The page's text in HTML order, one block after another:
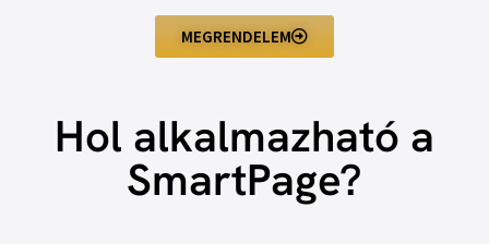
MEGRENDELEM
Hol alkalmazható a
SmartPage?